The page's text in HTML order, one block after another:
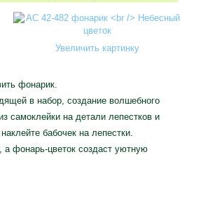
Увеличить картинку
фонарик.
в набор, создание волшебного
самоклейки на детали лепестков и
бабочек на лепестки.
а фонарь-цветок создаст уютную